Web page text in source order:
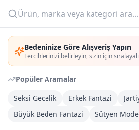
Bedeninize Göre Alışveriş Yapın
Tercihlerinizi belirleyin, sizin için
Popüler Aramalar
Seksi Gecelik
Erkek Fantazi
Büyük Beden Fantazi
Sütyen
Giriş Yap
Üye Ol
Adet:
Sepete Ekle
Şimdi Al
DHL Kargoya Teslim
Bugün kargoda( 6 saat 45 dk)